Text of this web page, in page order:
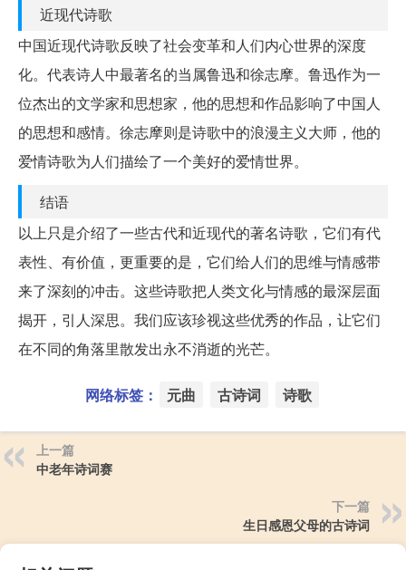
近现代诗歌
中国近现代诗歌反映了社会变革和人们内心世界的深度
化。代表诗人中最著名的当属鲁迅和徐志摩。鲁迅作为一
位杰出的文学家和思想家，他的思想和作品影响了中国人
的思想和感情。徐志摩则是诗歌中的浪漫主义大师，他的
爱情诗歌为人们描绘了一个美好的爱情世界。
结语
以上只是介绍了一些古代和近现代的著名诗歌，它们有代
表性、有价值，更重要的是，它们给人们的思维与情感带
来了深刻的冲击。这些诗歌把人类文化与情感的最深层面
揭开，引人深思。我们应该珍视这些优秀的作品，让它们
在不同的角落里散发出永不消逝的光芒。
网络标签： 元曲 古诗词 诗歌
上一篇
中老年诗词赛
下一篇
生日感恩父母的古诗词